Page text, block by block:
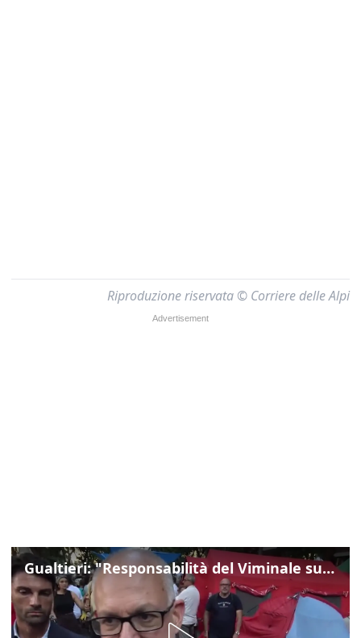
Riproduzione riservata © Corriere delle Alpi
Gualtieri: "Responsabilità del Viminale su Spin Time? La posizione dei partiti è nota"